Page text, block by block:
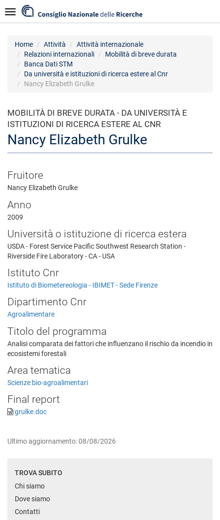
al
contenuto
Navigazione
Home Attività
Attività internazionale
Relazioni internazionali
Mobilità di breve durata
Banca Dati STM
Da università e istituzioni di ricerca estere al Cnr
Nancy Elizabeth Grulke
MOBILITÀ DI BREVE DURATA - DA UNIVERSITÀ E
ISTITUZIONI DI RICERCA ESTERE AL CNR
Nancy Elizabeth Grulke
Fruitore
Nancy Elizabeth Grulke
Anno
2009
Università o istituzione di ricerca estera
USDA - Forest Service Pacific Southwest Research Station -
Riverside Fire Laboratory - CA - USA
Istituto Cnr
Istituto di Biometereologia - IBIMET - Sede Firenze
Dipartimento Cnr
Agroalimentare
Titolo del programma
Analisi comparata dei fattori che influenzano il rischio da incendio in
ecosistemi forestali
Area tematica
Scienze bio-agroalimentari
Final report
grulke.doc
Ultimo aggiornamento: 08/08/2026
TROVA SUBITO
Chi siamo
Dove siamo
Contatti